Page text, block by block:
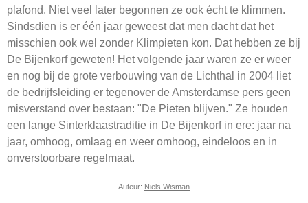
plafond. Niet veel later begonnen ze ook écht te klimmen.
Sindsdien is er één jaar geweest dat men dacht dat het
misschien ook wel zonder Klimpieten kon. Dat hebben ze bij
De Bijenkorf geweten! Het volgende jaar waren ze er weer
en nog bij de grote verbouwing van de Lichthal in 2004 liet
de bedrijfsleiding er tegenover de Amsterdamse pers geen
misverstand over bestaan: "De Pieten blijven." Ze houden
een lange Sinterklaastraditie in De Bijenkorf in ere: jaar na
jaar, omhoog, omlaag en weer omhoog, eindeloos en in
onverstoorbare regelmaat.
Auteur: Niels Wisman